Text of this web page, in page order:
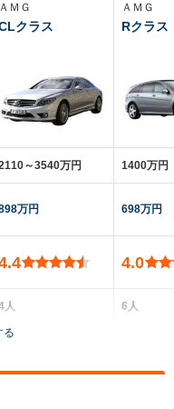
ＡＭＧ
クラス
～3540万円
万円
人
ドア
ＡＭＧ
Rクラス
1400万円
698万円
4.0
6人
る